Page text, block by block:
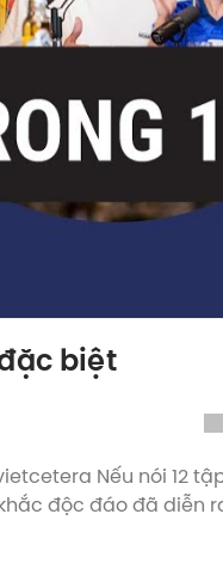
biệt
A Sip -
độc đáo đã diễn